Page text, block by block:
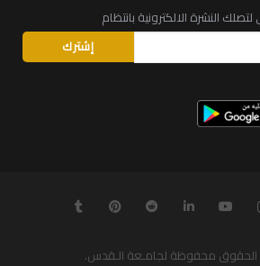
النشرة الالكترونية بانتظام
محفوظة لجامـعة الـقدس.